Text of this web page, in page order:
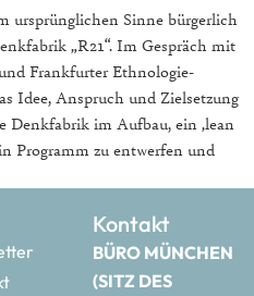
ursprünglichen Sinne bürgerlich
„R21“. Im Gespräch mit
Frankfurter Ethnologie-
Idee, Anspruch und Zielsetzung
Denkfabrik im Aufbau, ein ‚lean
Programm zu entwerfen und
Kontakt
BÜRO MÜNCHEN
(SITZ DES